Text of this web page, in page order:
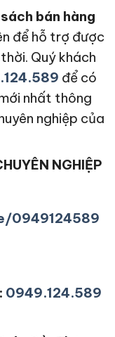
bán hàng
để hỗ trợ được
Quý khách
để có
nhất thông
nghiệp của
NGHIỆP
0949124589
0949.124.589